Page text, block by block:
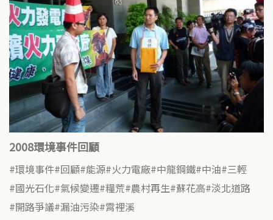
2008環境事件回顧
環境事件 回顧 能源 火力電廠 中龍鋼鐵 中油 三輕
國光石化 氣候變遷 糧荒 農村再生 蘇花高 淡北道路
開路爭議 漏油污染 霄裡溪